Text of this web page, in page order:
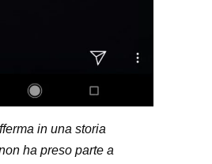
in una storia
ha preso parte a